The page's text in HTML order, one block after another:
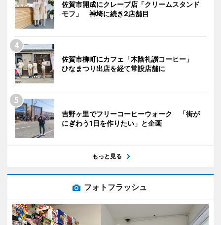
佐賀市開成にクレープ店「クリームスタンド
モフ」 神埼に続き2店舗目
佐賀市柳町にカフェ「木陰礼讃コーヒー」
ひなまつり出店を経て常設店舗に
吉野ヶ里でフリーコーヒーウォーク 「街が
にぎわう1日を作りたい」と企画
もっと見る
フォトフラッシュ